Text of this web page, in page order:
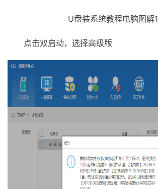
U盘装系统教程电脑图解1
点击双启动，选择高级版